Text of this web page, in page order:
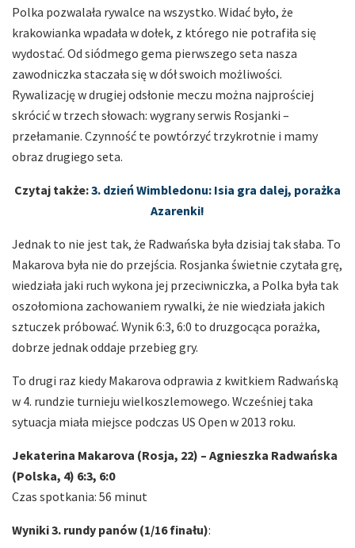
Polka pozwalała rywalce na wszystko. Widać było, że
krakowianka wpadała w dołek, z którego nie potrafiła się
wydostać. Od siódmego gema pierwszego seta nasza
zawodniczka staczała się w dół swoich możliwości.
Rywalizację w drugiej odsłonie meczu można najprościej
skrócić w trzech słowach: wygrany serwis Rosjanki –
przełamanie. Czynność te powtórzyć trzykrotnie i mamy
obraz drugiego seta.
Czytaj także:3. dzień Wimbledonu: Isia gra dalej, porażka
Azarenki!
Jednak to nie jest tak, że Radwańska była dzisiaj tak słaba. To
Makarova była nie do przejścia. Rosjanka świetnie czytała grę,
wiedziała jaki ruch wykona jej przeciwniczka, a Polka była tak
oszołomiona zachowaniem rywalki, że nie wiedziała jakich
sztuczek próbować. Wynik 6:3, 6:0 to druzgocąca porażka,
dobrze jednak oddaje przebieg gry.
To drugi raz kiedy Makarova odprawia z kwitkiem Radwańską
w 4. rundzie turnieju wielkoszlemowego. Wcześniej taka
sytuacja miała miejsce podczas US Open w 2013 roku.
Jekaterina Makarova (Rosja, 22) – Agnieszka Radwańska
(Polska, 4) 6:3, 6:0
Czas spotkania: 56 minut
Wyniki 3. rundy panów (1/16 finału):